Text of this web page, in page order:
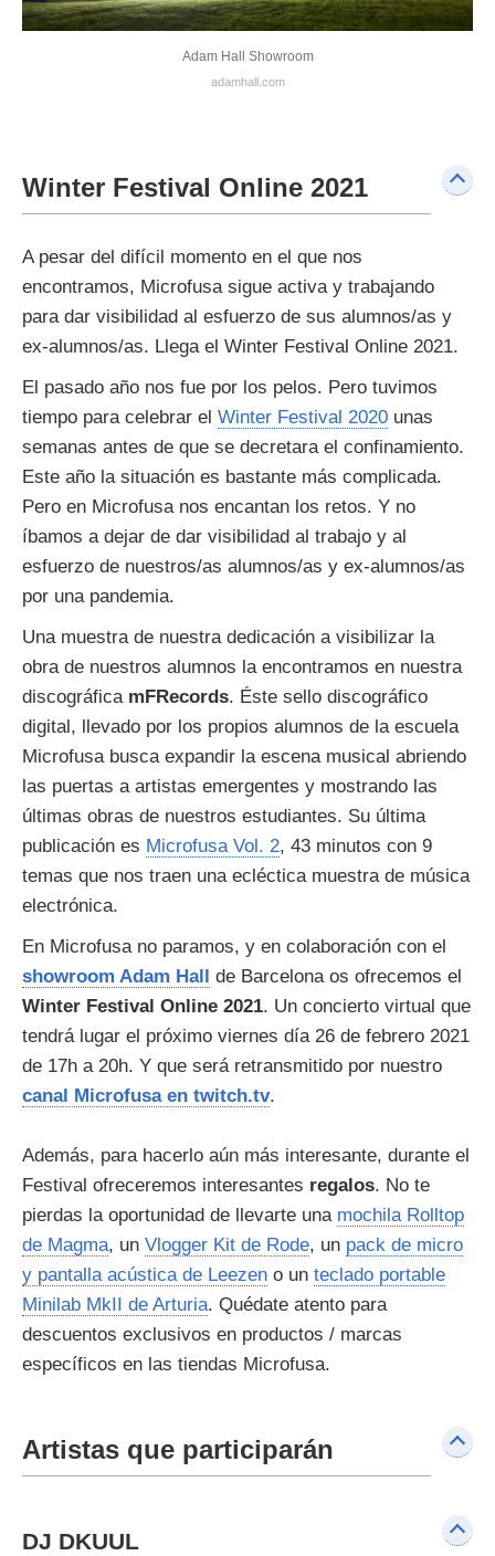
Adam Hall Showroom
adamhall.com
Winter Festival Online 2021
A pesar del difícil momento en el que nos
encontramos, Microfusa sigue activa y trabajando
para dar visibilidad al esfuerzo de sus alumnos/as y
ex-alumnos/as. Llega el Winter Festival Online 2021.
El pasado año nos fue por los pelos. Pero tuvimos
tiempo para celebrar el Winter Festival 2020 unas
semanas antes de que se decretara el confinamiento.
Este año la situación es bastante más complicada.
Pero en Microfusa nos encantan los retos. Y no
íbamos a dejar de dar visibilidad al trabajo y al
esfuerzo de nuestros/as alumnos/as y ex-alumnos/as
por una pandemia.
Una muestra de nuestra dedicación a visibilizar la
obra de nuestros alumnos la encontramos en nuestra
discográfica mFRecords. Éste sello discográfico
digital, llevado por los propios alumnos de la escuela
Microfusa busca expandir la escena musical abriendo
las puertas a artistas emergentes y mostrando las
últimas obras de nuestros estudiantes. Su última
publicación es Microfusa Vol. 2, 43 minutos con 9
temas que nos traen una ecléctica muestra de música
electrónica.
En Microfusa no paramos, y en colaboración con el
showroom Adam Hall de Barcelona os ofrecemos el
Winter Festival Online 2021. Un concierto virtual que
tendrá lugar el próximo viernes día 26 de febrero 2021
de 17h a 20h. Y que será retransmitido por nuestro
canal Microfusa en twitch.tv.
Además, para hacerlo aún más interesante, durante el
Festival ofreceremos interesantes regalos. No te
pierdas la oportunidad de llevarte una mochila Rolltop
de Magma, un Vlogger Kit de Rode, un pack de micro
y pantalla acústica de Leezen o un teclado portable
Minilab MkII de Arturia. Quédate atento para
descuentos exclusivos en productos / marcas
específicos en las tiendas Microfusa.
Artistas que participarán
DJ DKUUL